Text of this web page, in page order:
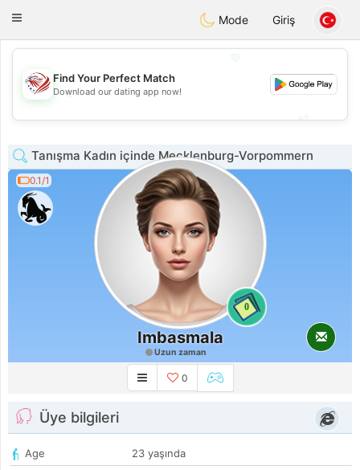
Dating
Toggle
Mode Giriş
💖
Find Your Perfect Match
Download our dating app now!
Tanışma Kadın içinde Mecklenburg-Vorpommern
0.1/1
0
Imbasmala
Uzun zaman
0
Üye bilgileri
Age
23 yaşında